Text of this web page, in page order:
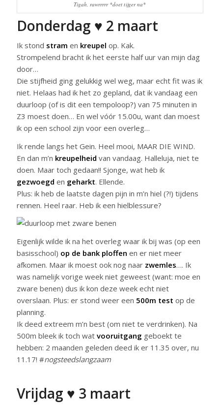
Tigah, rawrrrrr *doet tijger na*
Donderdag ♥ 2 maart
Ik stond stram en kreupel op. Kak.
Strompelend bracht ik het eerste half uur van mijn dag
door…
Die stijfheid ging gelukkig wel weg, maar echt fit was ik
niet. Helaas had ik het zo gepland, dat ik vandaag een
duurloop (of is dit een tempoloop?) van 75 minuten in
Z3 moest doen… En wel vóór 15.00u, want dan moest
ik op een school zijn voor een overleg…
Ik rende langs het Gein. Heel mooi, MAAR DIE WIND.
En dan m’n kreupelheid van vandaag. Halleluja, niet te
doen. Maar toch gedaan!! Sjonge, wat heb ik
gezwoegd en geharkt. Ellende.
Plus: ik heb de laatste dagen pijn in m’n hiel (?!) tijdens
rennen. Heel raar. Heb ik een hielblessure?
Eigenlijk wilde ik na het overleg waar ik bij was (op een
basisschool) op de bank ploffen en er niet meer
afkomen. Maar ik moest ook nog naar zwemles…. Ik
was namelijk vorige week niet geweest (want: moe en
zware benen) dus ik kon deze week echt niet
overslaan. Plus: er stond weer een 500m test op de
planning.
Ik deed extreem m’n best (om niet te verdrinken). Na
500m bleek ik toch wat vooruitgang geboekt te
hebben: 2 maanden geleden deed ik er 11.35 over, nu
11.17! #nogsteedslangzaam
Vrijdag ♥ 3 maart